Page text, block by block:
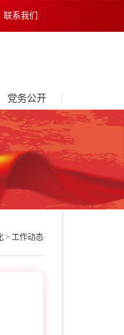
联系我们
党务公开
> 工作动态